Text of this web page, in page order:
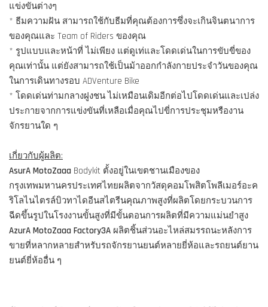
แข่งขันต่างๆ
* ธีมความฝัน สามารถใช้กับธีมที่คุณต้องการซึ่งจะเกินจินตนาการ
ของคุณและ Team of Riders ของคุณ
* รูปแบบและหน้าที่ ไม่เพียง แต่ดูเท่และโดดเด่นในการขับขี่ของ
คุณเท่านั้น แต่ยังสามารถใช้เป็นม้าออกกำลังกายประจำวันของคุณ
ในการเดินทางรอบ ADVenture Bike
* โดดเด่นท่ามกลางฝูงชน ไม่เหมือนเดิมอีกต่อไปโดดเด่นและเปล่ง
ประกายจากการแข่งขันที่เหลือเมื่อคุณไปขี่การประชุมหรืองาน
จักรยานใด ๆ
เกี่ยวกับผู้ผลิต:
AsurA MotoZaaa Bodykit ตั้งอยู่ในเขตชานเมืองของ
กรุงเทพมหานครประเทศไทยผลิตจากวัสดุคอมโพสิตโพลีเมอร์อะค
ริโลไนไตรล์บิวทาไดอีนสไตรีนคุณภาพสูงที่ผลิตโดยกระบวนการ
ฉีดขึ้นรูปในโรงงานขั้นสูงที่มีขั้นตอนการผลิตที่มีความแม่นยำสูง
AzurA MotoZaaa Factory3A ผลิตชิ้นส่วนอะไหล่สมรรถนะหลังการ
ขายที่หลากหลายสำหรับรถจักรยานยนต์หลายยี่ห้อและรถยนต์ยาน
ยนต์ยี่ห้ออื่น ๆ